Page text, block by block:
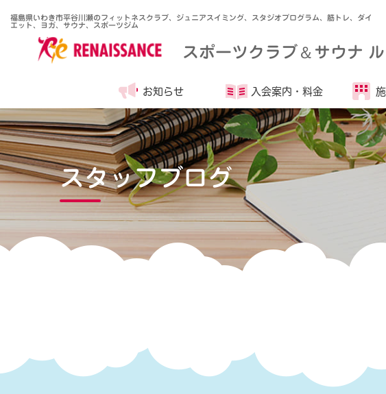
福島県いわき市平谷川瀬のフィットネスクラブ、ジュニアスイミング、スタジオプログラム、筋トレ、ダイ
エット、ヨガ、サウナ、スポーツジム
スポーツクラブ＆サウナ
お知らせ 入会案内・ 料金
スタッフブログ